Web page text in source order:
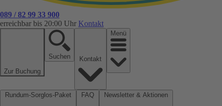
089 / 82 99 33 900
erreichbar bis 20:00 Uhr Kontakt
Zur Buchung
Suchen
Menü